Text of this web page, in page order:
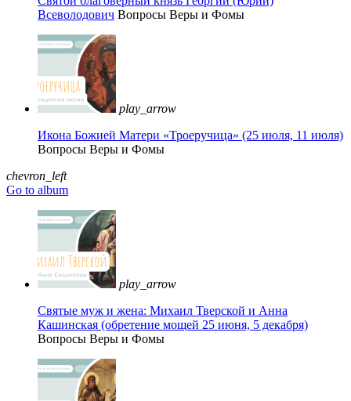
Всеволодович Вопросы Веры и Фомы
play_arrow
Икона Божией Матери «Троеручица» (25 июля, 11 июля)
Вопросы Веры и Фомы
chevron_left
Go to album
play_arrow
Святые муж и жена: Михаил Тверской и Анна
Кашинская (обретение мощей 25 июня, 5 декабря)
Вопросы Веры и Фомы